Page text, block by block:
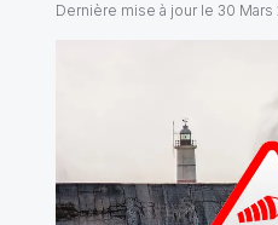
Dernière mise à jour le 30 Mars